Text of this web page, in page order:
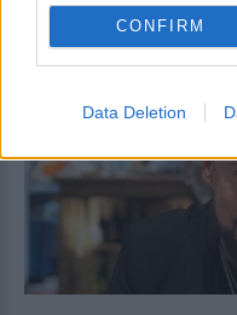
CONFIRM
Data Deletion
–